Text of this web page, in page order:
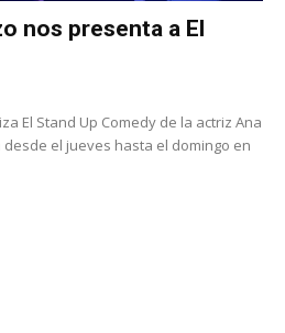
nos presenta a El
Ana
el jueves hasta el domingo en